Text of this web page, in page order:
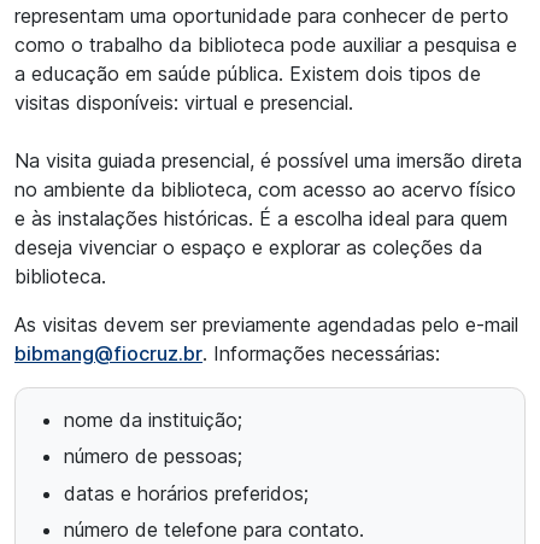
representam uma oportunidade para conhecer de perto
como o trabalho da biblioteca pode auxiliar a pesquisa e
a educação em saúde pública. Existem dois tipos de
visitas disponíveis: virtual e presencial.
Na visita guiada presencial, é possível uma imersão direta
no ambiente da biblioteca, com acesso ao acervo físico
e às instalações históricas. É a escolha ideal para quem
deseja vivenciar o espaço e explorar as coleções da
biblioteca.
As visitas devem ser previamente agendadas pelo e-mail
bibmang@fiocruz.br. Informações necessárias:
nome da instituição;
número de pessoas;
datas e horários preferidos;
número de telefone para contato.